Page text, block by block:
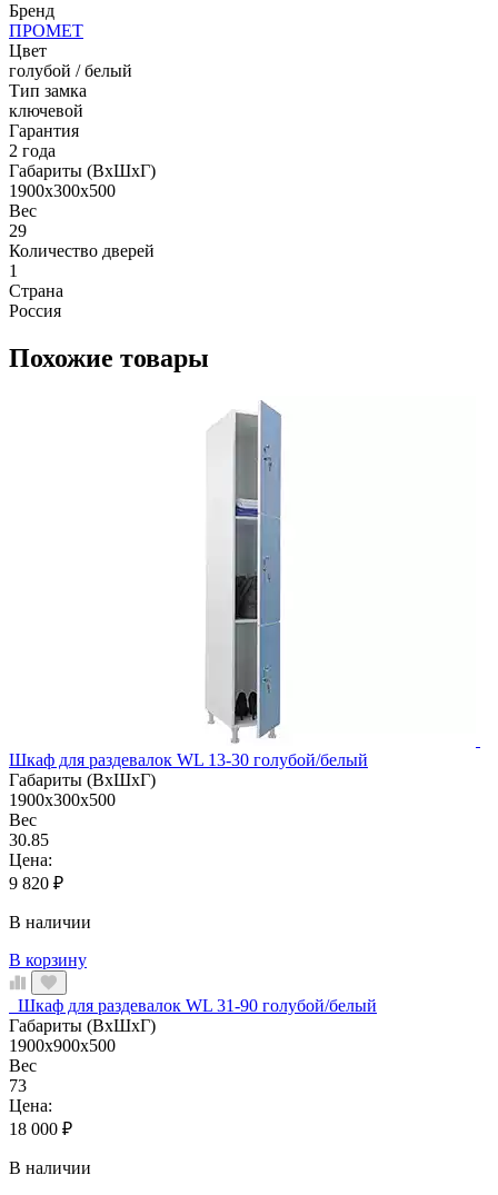
Бренд
ПРОМЕТ
Цвет
голубой / белый
Тип замка
ключевой
Гарантия
2 года
Габариты (ВхШхГ)
1900x300x500
Вес
29
Количество дверей
1
Страна
Россия
Похожие товары
Шкаф для раздевалок WL 13-30 голубой/белый
Габариты (ВхШхГ)
1900x300x500
Вес
30.85
Цена:
9 820 ₽
В наличии
В корзину
Шкаф для раздевалок WL 31-90 голубой/белый
Габариты (ВхШхГ)
1900x900x500
Вес
73
Цена:
18 000 ₽
В наличии